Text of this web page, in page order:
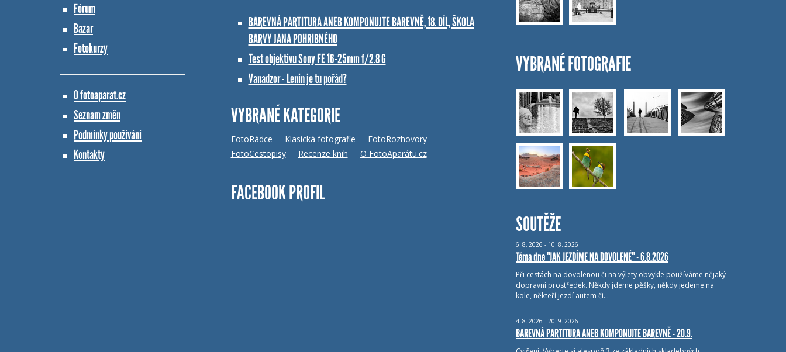
Fórum
Bazar
Fotokurzy
O fotoaparat.cz
Seznam změn
Podmínky používání
Kontakty
BAREVNÁ PARTITURA ANEB KOMPONUJTE BAREVNĚ, 18. DÍL, ŠKOLA
BARVY JANA POHRIBNÉHO
Test objektivu Sony FE 16-25mm f/2.8 G
Vanadzor - Lenin je tu pořád?
VYBRANÉ KATEGORIE
FotoRádce Klasická fotografie
FotoRozhovory
FotoCestopisy
Recenze knih O FotoAparátu.cz
FACEBOOK PROFIL
VYBRANÉ FOTOGRAFIE
SOUTĚŽE
6. 8. 2026 - 10. 8. 2026
Téma dne "JAK JEZDÍME NA DOVOLENÉ" - 6.8.2026
Při cestách na dovolenou či na výlety obvykle používáme nějaký
dopravní prostředek. Někdy jdeme pěšky, někdy jedeme na
kole, někteří jezdí autem či…
4. 8. 2026 - 20. 9. 2026
BAREVNÁ PARTITURA ANEB KOMPONUJTE BAREVNĚ - 20.9.